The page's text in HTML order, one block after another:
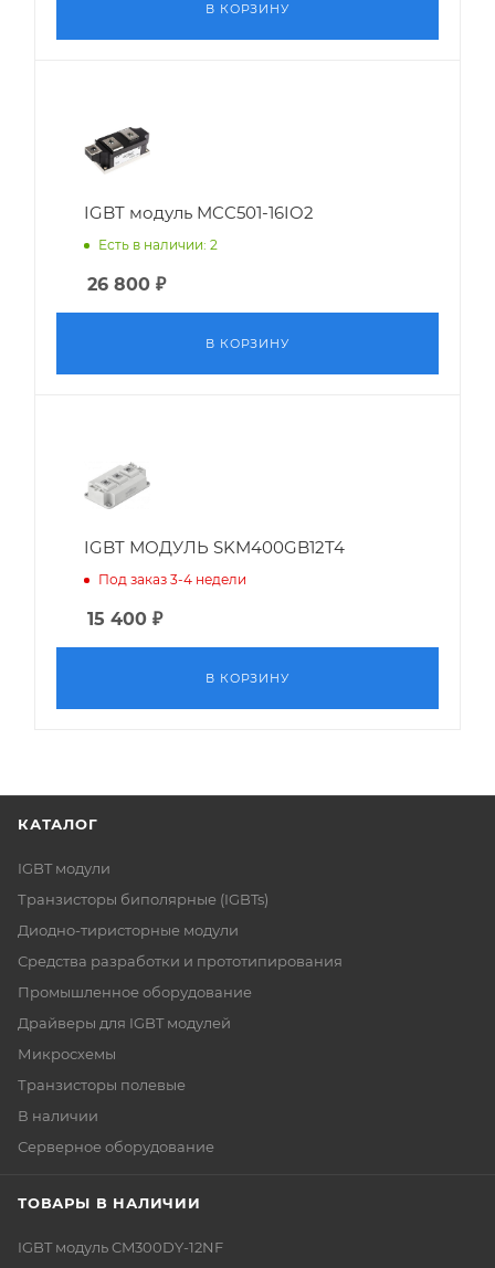
В КОРЗИНУ
IGBT модуль MCC501-16IO2
Есть в наличии: 2
26 800 ₽
В КОРЗИНУ
IGBT МОДУЛЬ SKM400GB12T4
Под заказ 3-4 недели
15 400 ₽
В КОРЗИНУ
КАТАЛОГ
IGBT модули
Транзисторы биполярные (IGBTs)
Диодно-тиристорные модули
Средства разработки и прототипирования
Промышленное оборудование
Драйверы для IGBT модулей
Микросхемы
Транзисторы полевые
В наличии
Серверное оборудование
ТОВАРЫ В НАЛИЧИИ
IGBT модуль CM300DY-12NF